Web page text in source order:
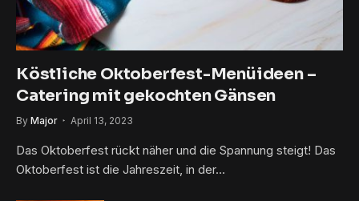
Köstliche Oktoberfest-Menüideen –
Catering mit gekochten Gänsen
By Major April 13, 2023
Das Oktoberfest rückt näher und die Spannung steigt! Das
Oktoberfest ist die Jahreszeit, in der…